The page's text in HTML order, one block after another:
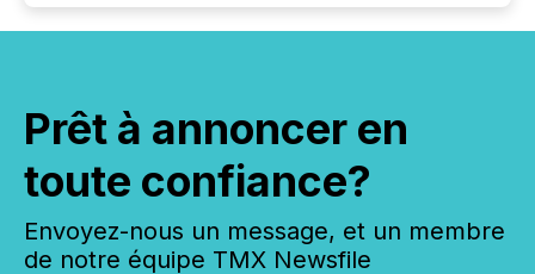
Prêt à annoncer en
toute confiance?
Envoyez-nous un message, et un membre
de notre équipe TMX Newsfile